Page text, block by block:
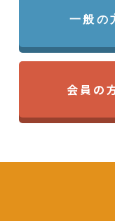
一般の
会員の